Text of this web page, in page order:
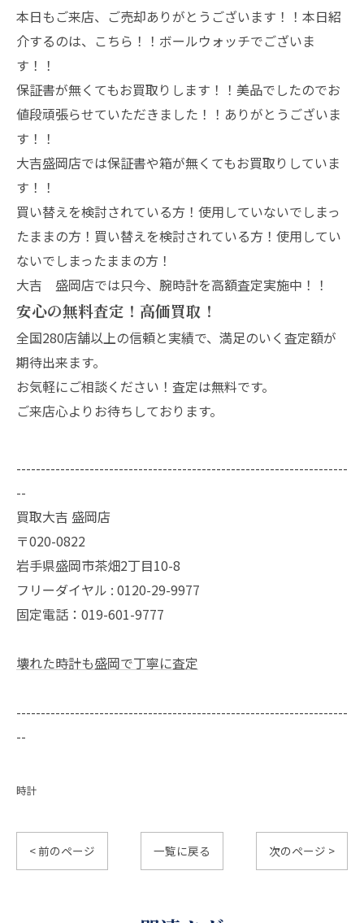
本日もご来店、ご売却ありがとうございます！！本日紹
介するのは、こちら！！ボールウォッチでございま
す！！
保証書が無くてもお買取りします！！美品でしたのでお
値段頑張らせていただきました！！ありがとうございま
す！！
大吉盛岡店では保証書や箱が無くてもお買取りしていま
す！！
買い替えを検討されている方！使用していないでしまっ
たままの方！買い替えを検討されている方！使用してい
ないでしまったままの方！
大吉 盛岡店では只今、腕時計を高額査定実施中！！
安心の無料査定！高価買取！
全国280店舗以上の信頼と実績で、満足のいく査定額が
期待出来ます。
お気軽にご相談ください！査定は無料です。
ご来店心よりお待ちしております。
--------------------------------------------------------------------
--
買取大吉 盛岡店
〒020-0822
岩手県盛岡市茶畑2丁目10-8
フリーダイヤル : 0120-29-9977
固定電話：019-601-9777
壊れた時計も盛岡で丁寧に査定
--------------------------------------------------------------------
--
時計
< 前のページ 一覧に戻る 次のページ >